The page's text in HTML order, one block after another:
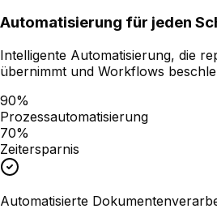
Automatisierung für jeden
Intelligente Automatisierung, die
übernimmt und Workflows
90%
Prozessautomatisierung
70%
Zeitersparnis
Automatisierte